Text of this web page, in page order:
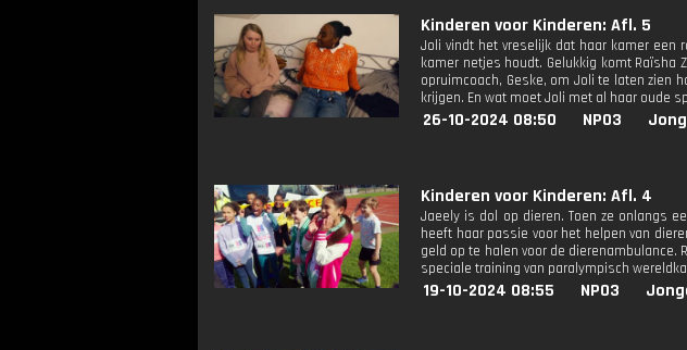
Kinderen voor Kinderen: Afl. 5
Joli vindt het vreselijk dat haar kamer een
kamer netjes houdt. Gelukkig komt Raïsha
opruimcoach, Geske, om Joli te laten zien
krijgen. En wat moet Joli met al haar oude
26-10-2024 08:50 NPO3
Kinderen voor Kinderen: Afl. 4
Jaeely is dol op dieren. Toen ze onlangs
heeft haar passie voor het helpen van
geld op te halen voor de dierenambulance.
speciale training van paralympisch
19-10-2024 08:55 NPO3